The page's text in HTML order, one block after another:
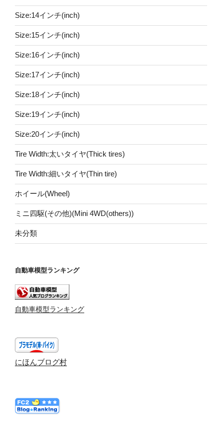
Size:14インチ(inch)
Size:15インチ(inch)
Size:16インチ(inch)
Size:17インチ(inch)
Size:18インチ(inch)
Size:19インチ(inch)
Size:20インチ(inch)
Tire Width:太いタイヤ(Thick tires)
Tire Width:細いタイヤ(Thin tire)
ホイール(Wheel)
ミニ四駆(その他)(Mini 4WD(others))
未分類
自動車模型ランキング
自動車模型ランキング
にほんブログ村